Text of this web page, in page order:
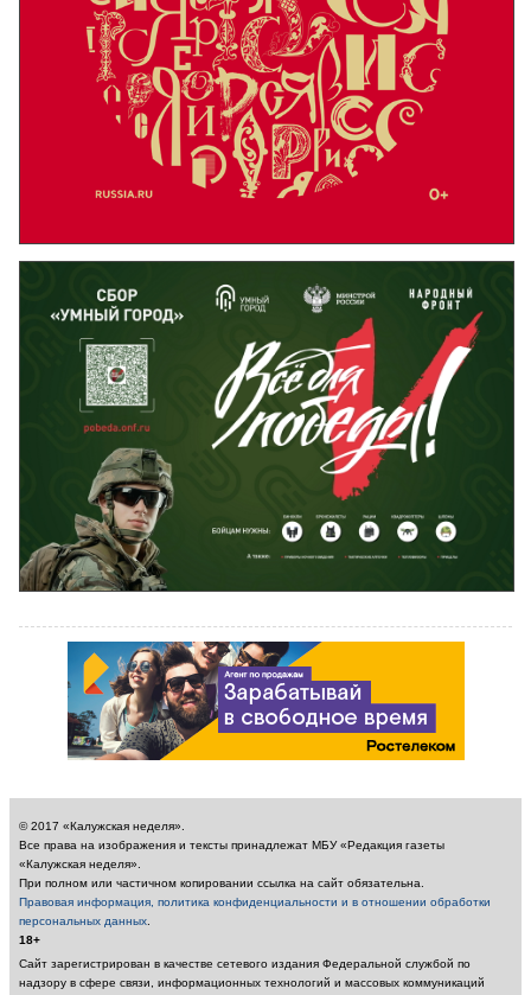
© 2017 «Калужская неделя».
Все права на изображения и тексты принадлежат МБУ «Редакция газеты
«Калужская неделя».
При полном или частичном копировании ссылка на сайт обязательна.
Правовая информация, политика конфиденциальности и в отношении обработки
персональных данных.
18+
Сайт зарегистрирован в качестве сетевого издания Федеральной службой по
надзору в сфере связи, информационных технологий и массовых коммуникаций